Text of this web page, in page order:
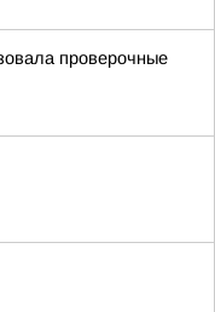
проверочные